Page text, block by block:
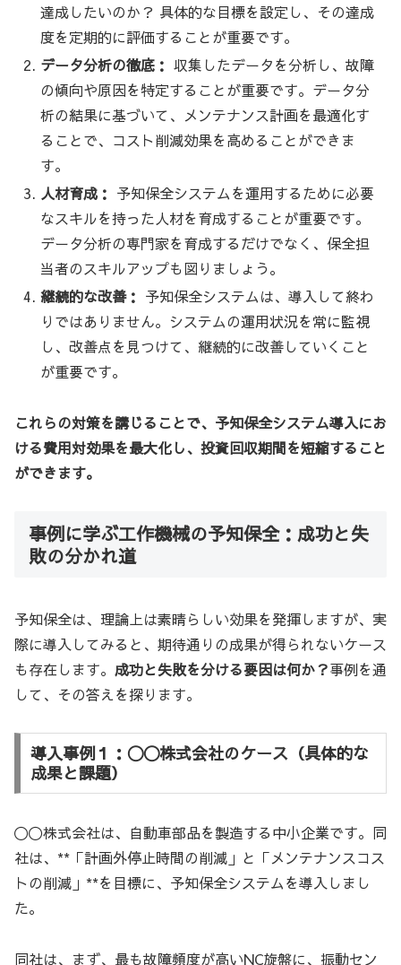
達成したいのか？ 具体的な目標を設定し、その達成
度を定期的に評価することが重要です。
データ分析の徹底： 収集したデータを分析し、故障
の傾向や原因を特定することが重要です。データ分
析の結果に基づいて、メンテナンス計画を最適化す
ることで、コスト削減効果を高めることができま
す。
人材育成： 予知保全システムを運用するために必要
なスキルを持った人材を育成することが重要です。
データ分析の専門家を育成するだけでなく、保全担
当者のスキルアップも図りましょう。
継続的な改善： 予知保全システムは、導入して終わ
りではありません。システムの運用状況を常に監視
し、改善点を見つけて、継続的に改善していくこと
が重要です。
これらの対策を講じることで、予知保全システム導入にお
ける費用対効果を最大化し、投資回収期間を短縮すること
ができます。
事例に学ぶ工作機械の予知保全：成功と失
敗の分かれ道
予知保全は、理論上は素晴らしい効果を発揮しますが、実
際に導入してみると、期待通りの成果が得られないケース
も存在します。 成功と失敗を分ける要因は何か？事例を通
して、その答えを探ります。
導入事例１：〇〇株式会社のケース（具体的な
成果と課題）
〇〇株式会社は、自動車部品を製造する中小企業です。同
社は、**「計画外停止時間の削減」と「メンテナンスコス
トの削減」**を目標に、予知保全システムを導入しまし
た。
同社は、まず、最も故障頻度が高いNC旋盤に、振動セン